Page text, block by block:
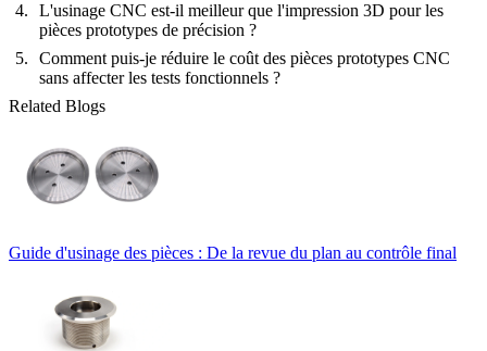
L'usinage CNC est-il meilleur que l'impression 3D pour les
pièces prototypes de précision ?
Comment puis-je réduire le coût des pièces prototypes CNC
sans affecter les tests fonctionnels ?
Related Blogs
Guide d'usinage des pièces : De la revue du plan au contrôle final